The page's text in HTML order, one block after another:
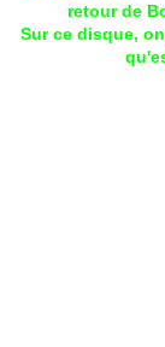
retour de
Sur ce disque,